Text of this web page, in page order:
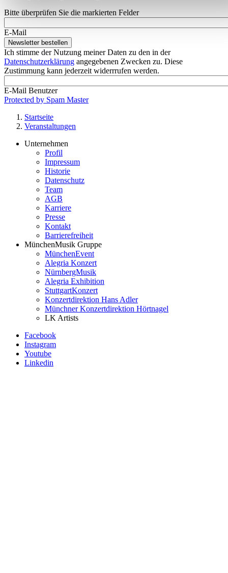
Bitte überprüfen Sie die markierten Felder
E-Mail
Ich stimme der Nutzung meiner Daten zu den in der
Datenschutzerklärung angegebenen Zwecken zu. Diese
Zustimmung kann jederzeit widerrrufen werden.
E-Mail Benutzer
Protected by Spam Master
Pfadnavigation
Startseite
Veranstaltungen
Footer
Service-
MünchenMusik
Unternehmen
Profil
Impressum
Historie
Datenschutz
Team
AGB
Karriere
Presse
Kontakt
Barrierefreiheit
MünchenMusik Gruppe
MünchenEvent
Alegria Konzert
NürnbergMusik
Alegria Exhibition
StuttgartKonzert
Konzertdirektion Hans Adler
Münchner Konzertdirektion Hörtnagel
LK Artists
Facebook
Instagram
Youtube
Linkedin